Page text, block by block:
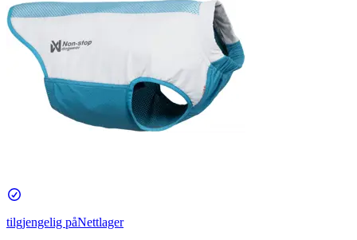
tilgjengelig påNettlager